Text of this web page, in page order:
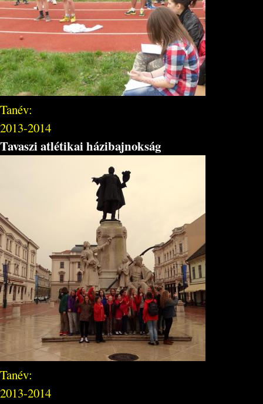
Tanév:
2013-2014
Tavaszi atlétikai házibajnokság
Tanév:
2013-2014